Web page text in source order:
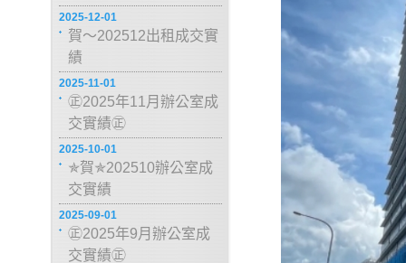
2025-12-01
賀～202512出租成交實
績
2025-11-01
㊣2025年11月辦公室成
交實績㊣
2025-10-01
✯賀✯202510辦公室成
交實績
2025-09-01
㊣2025年9月辦公室成
交實績㊣